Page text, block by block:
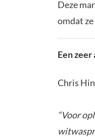
Deze
omdat
Een
Chris
“Voor